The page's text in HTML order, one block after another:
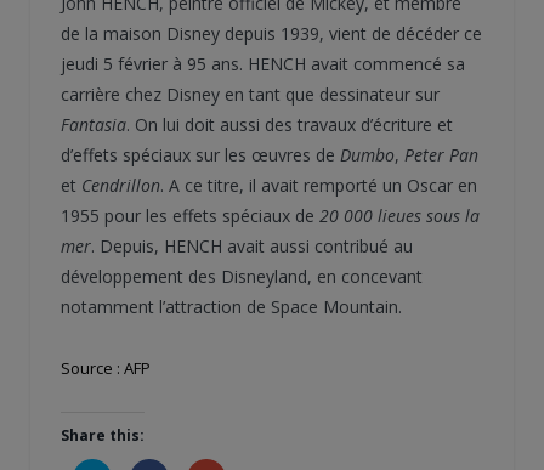
de la maison Disney depuis 1939, vient de décéder ce
jeudi 5 février à 95 ans. HENCH avait commencé sa
carrière chez Disney en tant que dessinateur sur
Fantasia. On lui doit aussi des travaux d’écriture et
d’effets spéciaux sur les œuvres de Dumbo, Peter Pan
et Cendrillon. A ce titre, il avait remporté un Oscar en
1955 pour les effets spéciaux de 20 000 lieues sous la
mer. Depuis, HENCH avait aussi contribué au
développement des Disneyland, en concevant
notamment l’attraction de Space Mountain.
Source : AFP
Share this: